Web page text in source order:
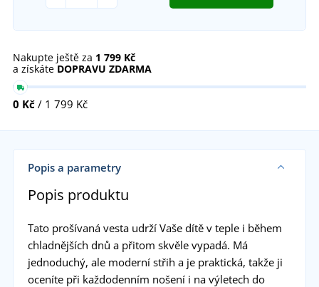
Nakupte ještě za 1 799 Kč
a získáte DOPRAVU ZDARMA
0 Kč / 1 799 Kč
Popis a parametry
Popis produktu
Tato prošívaná vesta udrží Vaše dítě v teple i během
chladnějších dnů a přitom skvěle vypadá. Má
jednoduchý, ale moderní střih a je praktická, takže ji
oceníte při každodenním nošení i na výletech do